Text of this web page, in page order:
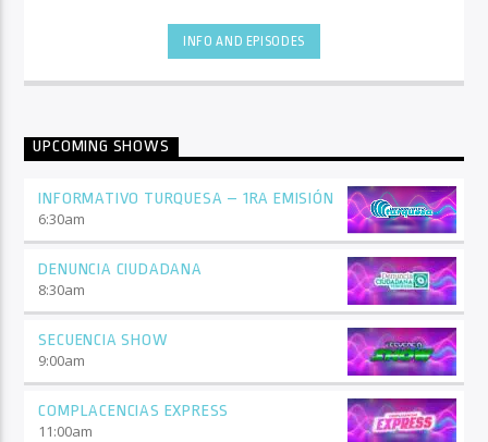
INFO AND EPISODES
UPCOMING SHOWS
INFORMATIVO TURQUESA – 1RA EMISIÓN
6:30am
DENUNCIA CIUDADANA
8:30am
SECUENCIA SHOW
9:00am
COMPLACENCIAS EXPRESS
11:00am